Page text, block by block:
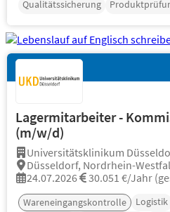
Qualitätssicherung
Lagermitarbeiter -
(m/w/d)
Universitätsklinikum
Düsseldorf, Nordrhein-
24.07.2026
30.051 €/Jahr
Wareneingangskontrolle Logistik